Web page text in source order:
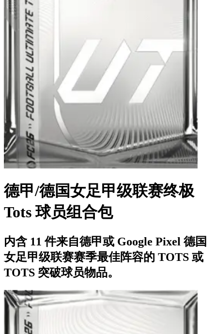
德甲/德国女足甲级联赛终极
Tots 球员组合包
内含 11 件来自德甲或 Google Pixel 德国
女足甲级联赛赛季最佳阵容的 TOTS 或
TOTS 突破球员物品。